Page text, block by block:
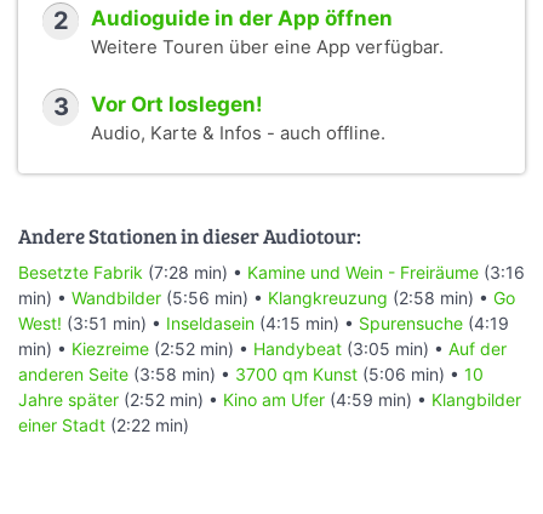
2 Audioguide in der App öffnen
Weitere Touren über eine App verfügbar.
3 Vor Ort loslegen!
Audio, Karte & Infos - auch offline.
Andere Stationen in dieser Audiotour:
Besetzte Fabrik (7:28 min) • Kamine und Wein - Freiräume (3:16
min) • Wandbilder (5:56 min) • Klangkreuzung (2:58 min) • Go
West! (3:51 min) • Inseldasein (4:15 min) • Spurensuche (4:19
min) • Kiezreime (2:52 min) • Handybeat (3:05 min) • Auf der
anderen Seite (3:58 min) • 3700 qm Kunst (5:06 min) • 10
Jahre später (2:52 min) • Kino am Ufer (4:59 min) • Klangbilder
einer Stadt (2:22 min)